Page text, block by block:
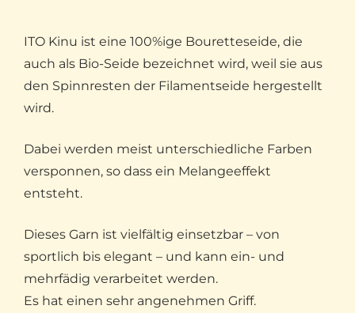
ITO Kinu ist eine 100%ige Bouretteseide, die
auch als Bio-Seide bezeichnet wird, weil sie aus
den Spinnresten der Filamentseide hergestellt
wird.
Dabei werden meist unterschiedliche Farben
versponnen, so dass ein Melangeeffekt
entsteht.
Dieses Garn ist vielfältig einsetzbar – von
sportlich bis elegant – und kann ein- und
mehrfädig verarbeitet werden.
Es hat einen sehr angenehmen Griff.